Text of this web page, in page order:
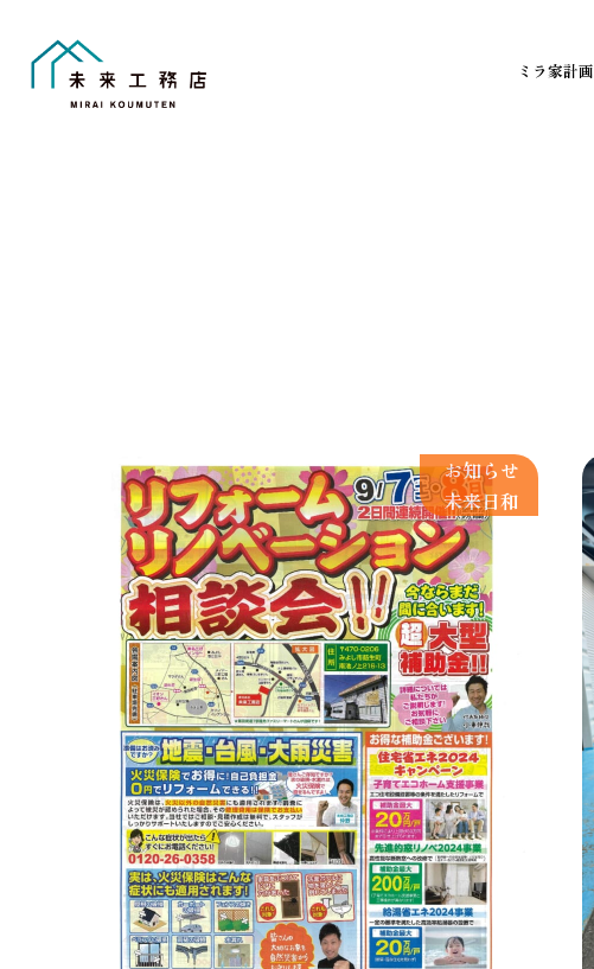
ミラ家計画
お知らせ
未来日和